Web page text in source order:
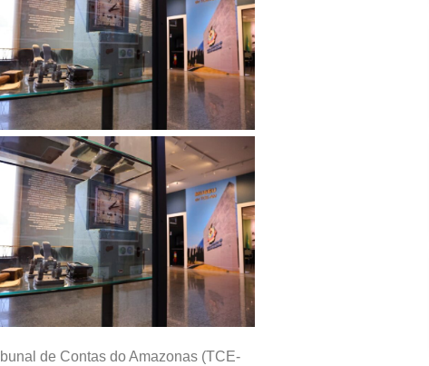
de Contas do Amazonas (TCE-